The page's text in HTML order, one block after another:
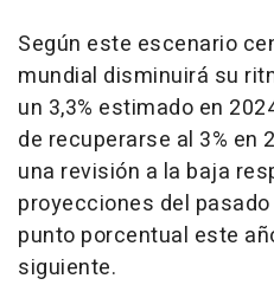
Según este escenario
mundial disminuirá su
un 3,3% estimado en
de recuperarse al 3% en
una revisión a la baja
proyecciones del
punto porcentual este
siguiente.